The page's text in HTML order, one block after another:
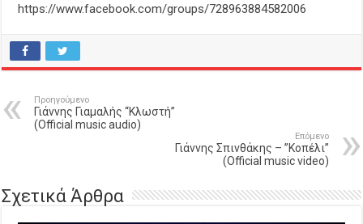
https://www.facebook.com/groups/728963884582006
Προηγούμενο
Γιάννης Γιαμαλής “Kλωστή”
(Official music audio)
Επόμενο
Γιάννης Σπινθάκης – ”Κοπέλι”
(Official music video)
Σχετικά Άρθρα